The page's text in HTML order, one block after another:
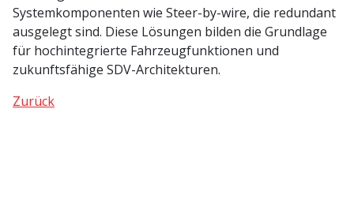
Systemkomponenten wie Steer-by-wire, die redundant
ausgelegt sind. Diese Lösungen bilden die Grundlage
für hochintegrierte Fahrzeugfunktionen und
zukunftsfähige SDV-Architekturen.
Zurück